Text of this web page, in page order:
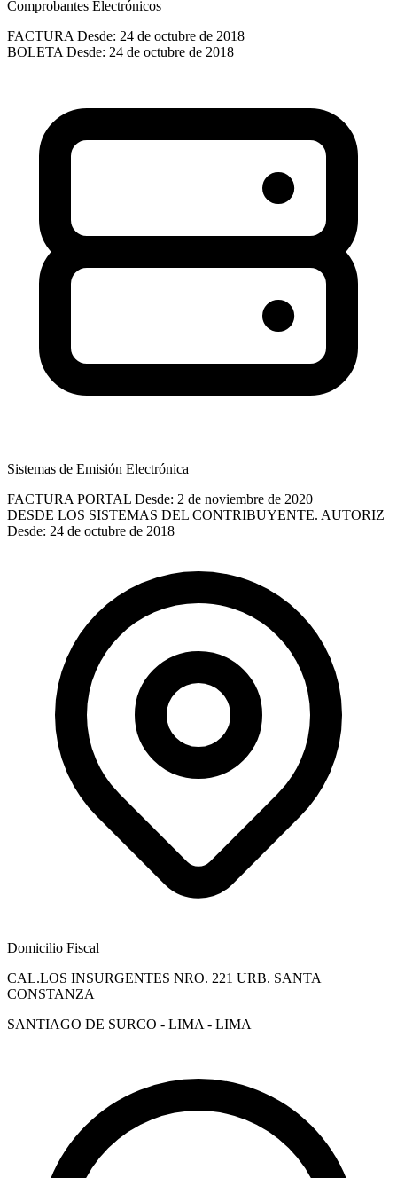
Comprobantes Electrónicos
FACTURA Desde: 24 de octubre de 2018
BOLETA Desde: 24 de octubre de 2018
Sistemas de Emisión Electrónica
FACTURA PORTAL Desde: 2 de noviembre de 2020
DESDE LOS SISTEMAS DEL CONTRIBUYENTE. AUTORIZ
Desde: 24 de octubre de 2018
Domicilio Fiscal
CAL.LOS INSURGENTES NRO. 221 URB. SANTA
CONSTANZA
SANTIAGO DE SURCO - LIMA - LIMA